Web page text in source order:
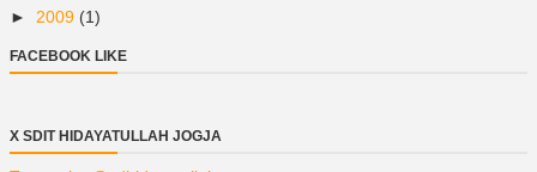
► 2009 (1)
FACEBOOK LIKE
X SDIT HIDAYATULLAH JOGJA